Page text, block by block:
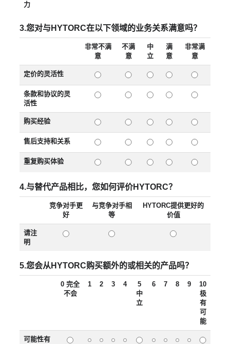
力
3.您对与HYTORC在以下领域的业务关系满意吗？
非常不满
意
不满
意
中
立
满
意
非常满
意
定价的灵活性
条款和协议的灵
活性
购买经验
售后支持和关系
重复购买体验
4.与替代产品相比，您如何评价HYTORC？
竞争对手更
好
与竞争对手相
等
HYTORC提供更好的
价值
请注
明
5.您会从HYTORC购买额外的或相关的产品吗？
0 完全
不会
1 2 3 4
5
中
立
6 7 8 9
10
极
有
可
能
可能性有